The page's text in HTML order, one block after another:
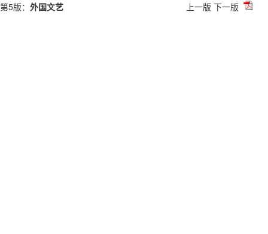
第5版： 外国文艺 上一版 下一版